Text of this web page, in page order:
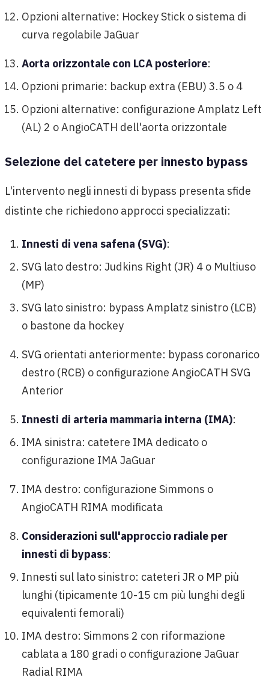
Opzioni alternative: Hockey Stick o sistema di
curva regolabile JaGuar
Aorta orizzontale con LCA posteriore:
Opzioni primarie: backup extra (EBU) 3.5 o 4
Opzioni alternative: configurazione Amplatz Left
(AL) 2 o AngioCATH dell'aorta orizzontale
Selezione del catetere per innesto bypass
L'intervento negli innesti di bypass presenta sfide
distinte che richiedono approcci specializzati:
Innesti di vena safena (SVG):
SVG lato destro: Judkins Right (JR) 4 o Multiuso
(MP)
SVG lato sinistro: bypass Amplatz sinistro (LCB)
o bastone da hockey
SVG orientati anteriormente: bypass coronarico
destro (RCB) o configurazione AngioCATH SVG
Anterior
Innesti di arteria mammaria interna (IMA):
IMA sinistra: catetere IMA dedicato o
configurazione IMA JaGuar
IMA destro: configurazione Simmons o
AngioCATH RIMA modificata
Considerazioni sull'approccio radiale per
innesti di bypass:
Innesti sul lato sinistro: cateteri JR o MP più
lunghi (tipicamente 10-15 cm più lunghi degli
equivalenti femorali)
IMA destro: Simmons 2 con riformazione
cablata a 180 gradi o configurazione JaGuar
Radial RIMA